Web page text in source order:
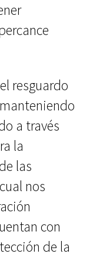
resguardo
a través
la
las
nos
con
de la